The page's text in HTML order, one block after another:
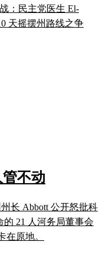
：民主党医生 El-
天摇摆州路线之争
不动
长 Abbott 公开怒批科
21 人河务局董事会
在原地。